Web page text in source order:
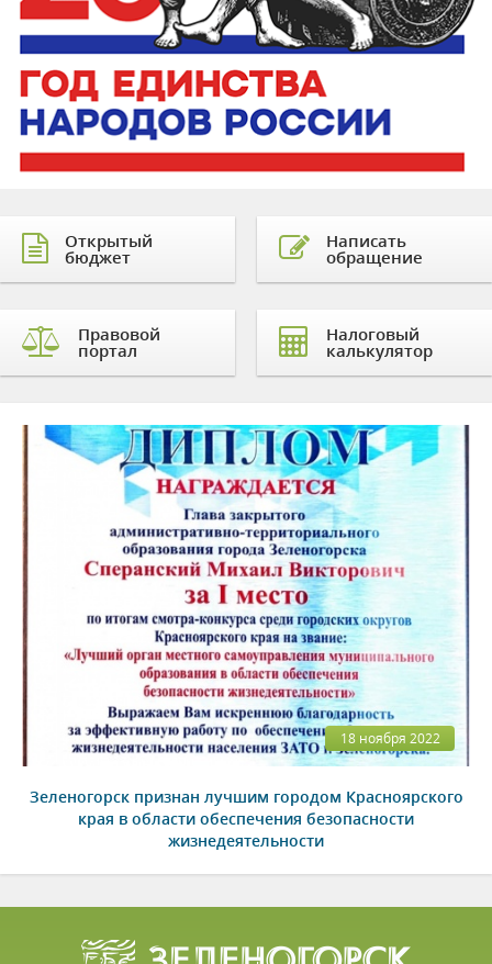
Открытый
бюджет
Правовой
портал
Написать
обращение
Налоговый
калькулятор
18 ноября 2022
Зеленогорск признан лучшим городом Красноярского
края в области обеспечения безопасности
жизнедеятельности